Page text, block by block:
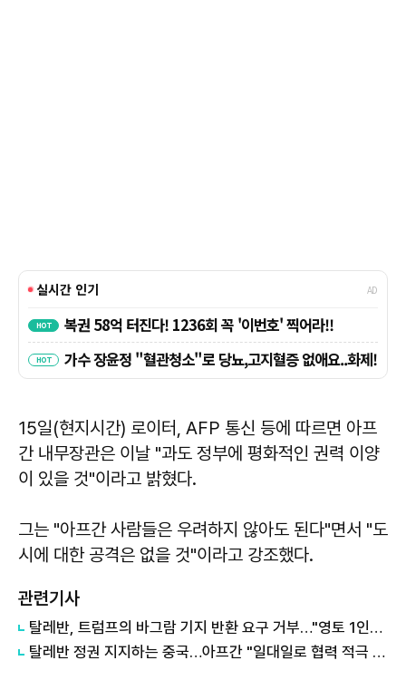
15일(현지시간) 로이터, AFP 통신 등에 따르면 아프
간 내무장관은 이날 "과도 정부에 평화적인 권력 이양
이 있을 것"이라고 밝혔다.
그는 "아프간 사람들은 우려하지 않아도 된다"면서 "도
시에 대한 공격은 없을 것"이라고 강조했다.
관련기사
탈레반, 트럼프의 바그람 기지 반환 요구 거부…"영토 1인치도 양도 불가"
탈레반 정권 지지하는 중국…아프간 "일대일로 협력 적극 참여 희망"